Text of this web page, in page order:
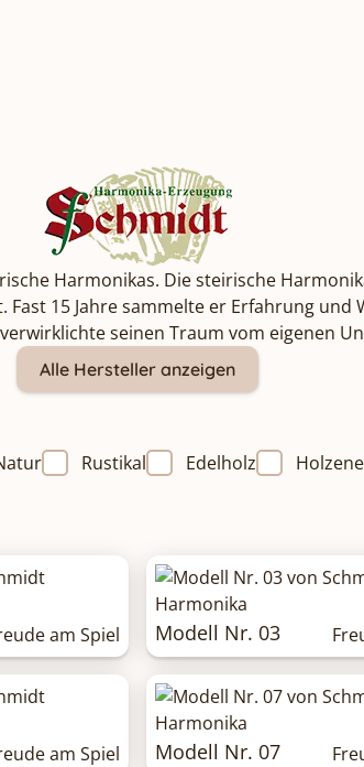
Harmonikas. Die steirische
15 Jahre sammelte er Erfahrung
seinen Traum vom eigenen
Alle Hersteller anzeigen
Rustikal Edelholz
am Spiel Modell Nr. 03
am Spiel Modell Nr. 07